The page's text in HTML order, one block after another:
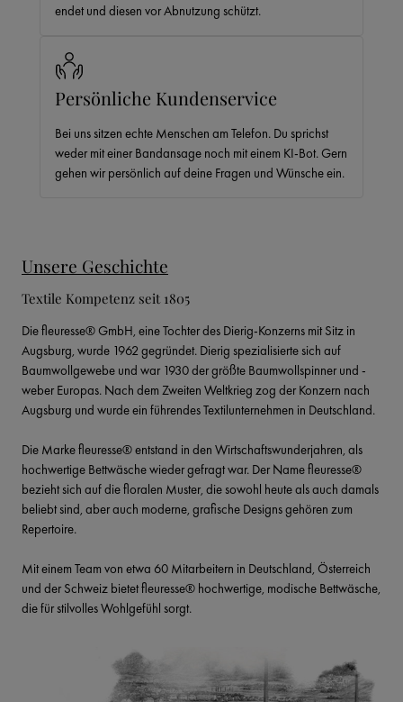
endet und diesen vor Abnutzung schützt.
Persönliche Kundenservice
Bei uns sitzen echte Menschen am Telefon. Du sprichst
weder mit einer Bandansage noch mit einem KI-Bot. Gern
gehen wir persönlich auf deine Fragen und Wünsche ein.
Unsere Geschichte
Textile Kompetenz seit 1805
Die fleuresse® GmbH, eine Tochter des Dierig-Konzerns mit Sitz in
Augsburg, wurde 1962 gegründet. Dierig spezialisierte sich auf
Baumwollgewebe und war 1930 der größte Baumwollspinner und -
weber Europas. Nach dem Zweiten Weltkrieg zog der Konzern nach
Augsburg und wurde ein führendes Textilunternehmen in Deutschland.
Die Marke fleuresse® entstand in den Wirtschaftswunderjahren, als
hochwertige Bettwäsche wieder gefragt war. Der Name fleuresse®
bezieht sich auf die floralen Muster, die sowohl heute als auch damals
beliebt sind, aber auch moderne, grafische Designs gehören zum
Repertoire.
Mit einem Team von etwa 60 Mitarbeitern in Deutschland, Österreich
und der Schweiz bietet fleuresse® hochwertige, modische Bettwäsche,
die für stilvolles Wohlgefühl sorgt.